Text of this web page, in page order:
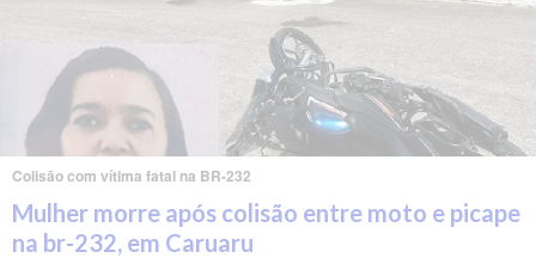
Colisão com vítima fatal na BR-232
Mulher morre após colisão entre moto e picape
na br-232, em Caruaru